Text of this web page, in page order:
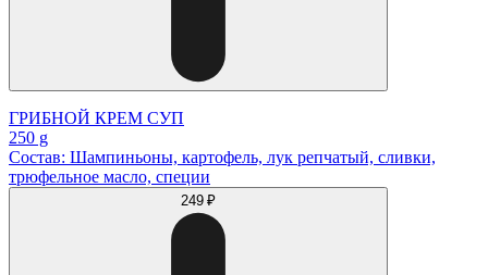
ГРИБНОЙ КРЕМ СУП
250 g
Состав: Шампиньоны, картофель, лук репчатый, сливки,
трюфельное масло, специи
249 ₽